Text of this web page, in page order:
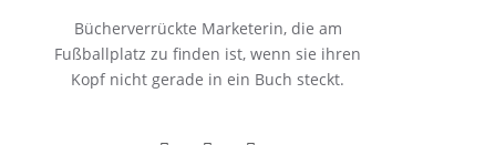
Bücherverrückte Marketerin, die am
Fußballplatz zu finden ist, wenn sie ihren
Kopf nicht gerade in ein Buch steckt.